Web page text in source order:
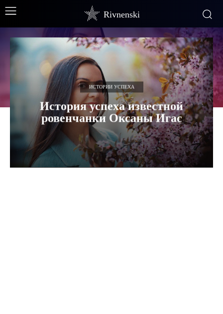
Rivnenski
ИСТОРИИ УСПЕХА
История успеха известной
ровенчанки Оксаны Игас